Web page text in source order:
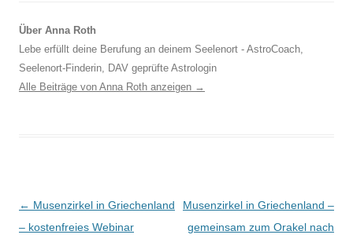
Über Anna Roth
Lebe erfüllt deine Berufung an deinem Seelenort - AstroCoach,
Seelenort-Finderin, DAV geprüfte Astrologin
Alle Beiträge von Anna Roth anzeigen →
Beitragsnavigation
← Musenzirkel in Griechenland
– kostenfreies Webinar
Musenzirkel in Griechenland –
gemeinsam zum Orakel nach